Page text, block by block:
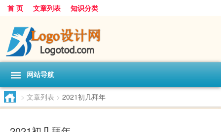
首 页 文章列表 知识分类
网站导航
> 文章列表 > 2021初几拜年